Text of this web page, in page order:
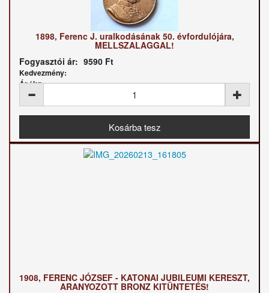
1898, Ferenc J. uralkodásának 50. évfordulójára,
MELLSZALAGGAL!
Fogyasztói ár: 9590 Ft
Kedvezmény:
Ár / kg:
1908, FERENC JÓZSEF - KATONAI JUBILEUMI KERESZT,
ARANYOZOTT BRONZ KITÜNTETÉS!